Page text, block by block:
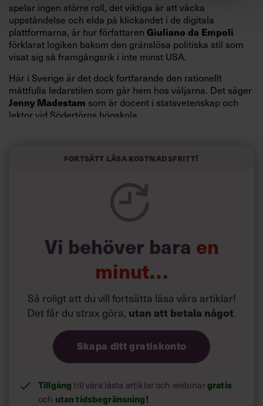
spelar ingen större roll, det viktiga är att väcka
uppståndelse och elda på klickandet i de digitala
plattformarna, är hur författaren Giuliano da Empoli
förklarat logiken bakom den gränslösa politiska stil som
visat sig så framgångsrik i inte minst USA.
Här i Sverige är det dock fortfarande den rationellt
måttfulla ledarstilen som går hem hos väljarna. Det säger
Jenny Madestam som är docent i statsvetenskap och
lektor vid Södertörns högskola.
kompetenta och stå med båda fötterna på jorden. Hellre
spelevink i högklackat, är hur jag brukar sammanfatta de
önskningar som svenskarna för fram i undersökningar.”
Siri Wikander: ”Led som i
Fortsätt läsa kostnadsfritt!
Vi behöver bara en
minut…
Så roligt att du vill fortsätta läsa våra artiklar!
Det får du strax göra, utan att betala något.
Skapa ditt gratiskonto
Tillgångtill våra låsta artiklar och webinargratis
och utan tidsbegränsning!